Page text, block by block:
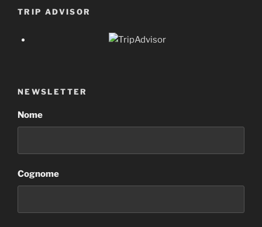
TRIP ADVISOR
NEWSLETTER
Nome
Cognome